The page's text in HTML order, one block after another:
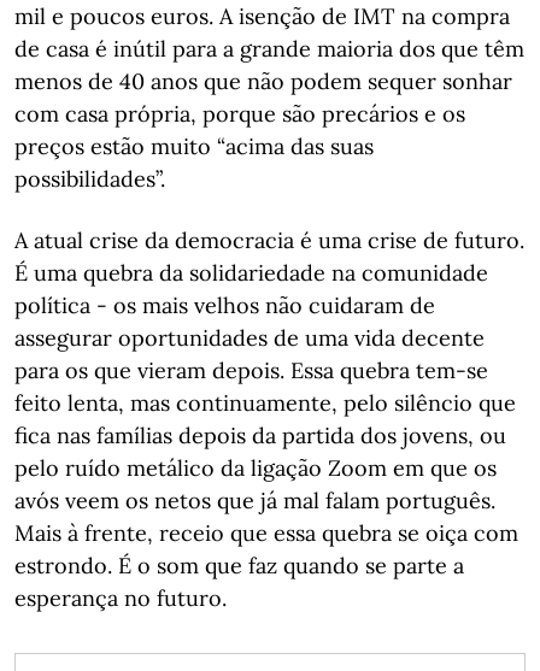
mil e poucos euros. A isenção de IMT na compra
de casa é inútil para a grande maioria dos que têm
menos de 40 anos que não podem sequer sonhar
com casa própria, porque são precários e os
preços estão muito “acima das suas
possibilidades”.
A atual crise da democracia é uma crise de futuro.
É uma quebra da solidariedade na comunidade
política - os mais velhos não cuidaram de
assegurar oportunidades de uma vida decente
para os que vieram depois. Essa quebra tem-se
feito lenta, mas continuamente, pelo silêncio que
fica nas famílias depois da partida dos jovens, ou
pelo ruído metálico da ligação Zoom em que os
avós veem os netos que já mal falam português.
Mais à frente, receio que essa quebra se oiça com
estrondo. É o som que faz quando se parte a
esperança no futuro.